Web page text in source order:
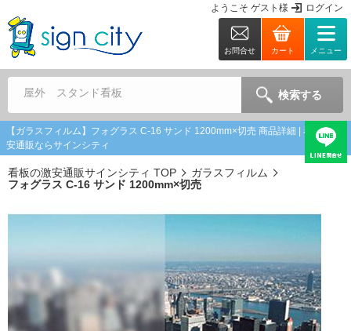
ようこそ ゲスト 様 ログイン
お問合せ カート メニュー
屋外 スタンド看板 検索する
【ガラスフィルム】フォグラス C-16 サンド 1200mm×切売 商品詳細 | 看板の激
安通販ならサインシティ
看板の激安通販サインシティ TOP
ガラスフィルム
フォグラス C-16 サンド 1200mm×切売